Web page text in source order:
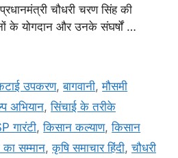
चौधरी चरण सिंह की
के योगदान और उनके संघर्षों …
उपकरण,बागवानी,मौसमी
अभियान,सिंचाई के तरीके
गारंटी,किसान कल्याण,किसान
का सम्मान,कृषि समाचार हिंदी,चौधरी